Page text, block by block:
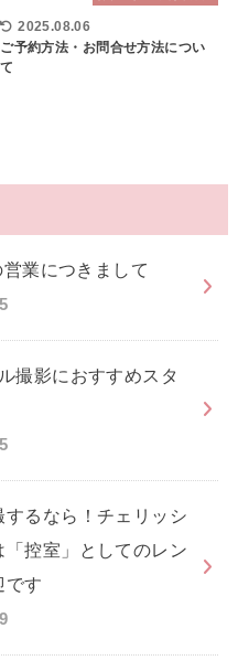
2025.08.06
ご予約方法・お問合せ方法につい
て
業につきまして
撮影におすすめスタ
するなら！チェリッシ
「控室」としてのレン
です